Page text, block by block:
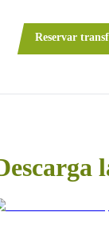
Reservar